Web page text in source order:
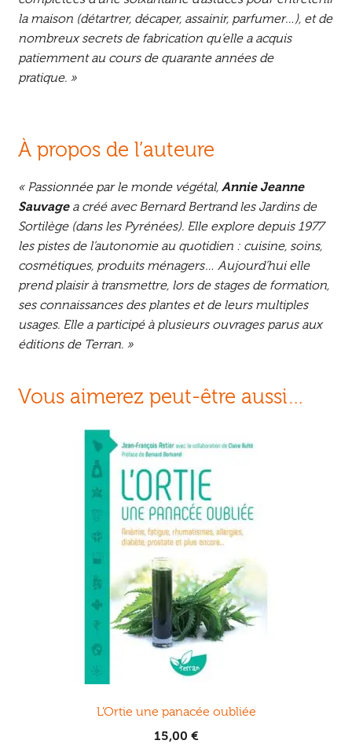
la maison (détartrer, décaper, assainir, parfumer…), et de
nombreux secrets de fabrication qu’elle a acquis
patiemment au cours de quarante années de
pratique. »
À propos de l’auteure
« Passionnée par le monde végétal, Annie Jeanne
Sauvagea créé avec Bernard Bertrand les Jardins de
Sortilège (dans les Pyrénées). Elle explore depuis 1977
les pistes de l’autonomie au quotidien : cuisine, soins,
cosmétiques, produits ménagers… Aujourd’hui elle
prend plaisir à transmettre, lors de stages de formation,
ses connaissances des plantes et de leurs multiples
usages. Elle a participé à plusieurs ouvrages parus aux
éditions de Terran. »
Vous aimerez peut-être aussi…
L’Ortie une panacée oubliée
15,00 €